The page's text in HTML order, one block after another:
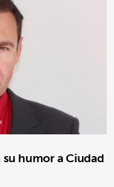
humor a Ciudad